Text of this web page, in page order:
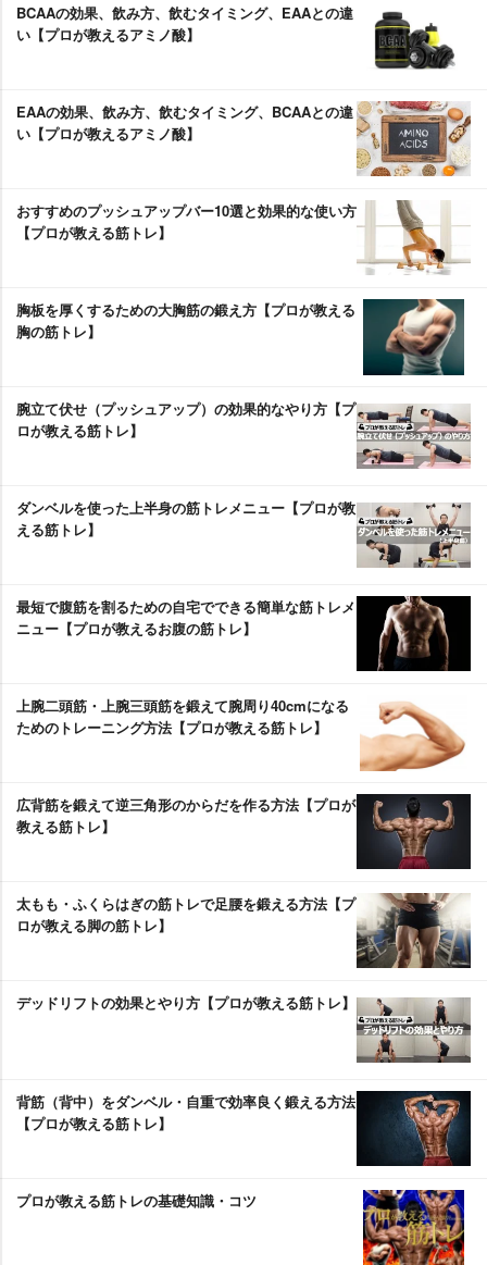
BCAAの効果、飲み方、飲むタイミング、EAAとの違
い【プロが教えるアミノ酸】
EAAの効果、飲み方、飲むタイミング、BCAAとの違
い【プロが教えるアミノ酸】
おすすめのプッシュアップバー10選と効果的な使い方
【プロが教える筋トレ】
胸板を厚くするための大胸筋の鍛え方【プロが教える
胸の筋トレ】
腕立て伏せ（プッシュアップ）の効果的なやり方【プ
ロが教える筋トレ】
ダンベルを使った上半身の筋トレメニュー【プロが教
える筋トレ】
最短で腹筋を割るための自宅でできる簡単な筋トレメ
ニュー【プロが教えるお腹の筋トレ】
上腕二頭筋・上腕三頭筋を鍛えて腕周り40cmになる
ためのトレーニング方法【プロが教える筋トレ】
広背筋を鍛えて逆三角形のからだを作る方法【プロが
教える筋トレ】
太もも・ふくらはぎの筋トレで足腰を鍛える方法【プ
ロが教える脚の筋トレ】
デッドリフトの効果とやり方【プロが教える筋トレ】
背筋（背中）をダンベル・自重で効率良く鍛える方法
【プロが教える筋トレ】
プロが教える筋トレの基礎知識・コツ